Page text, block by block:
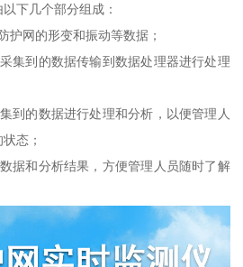
下几个部分组成：
护网的形变和振动等数据；
集到的数据传输到数据处理器进行处理
到的数据进行处理和分析，以便管理人
态；
据和分析结果，方便管理人员随时了解